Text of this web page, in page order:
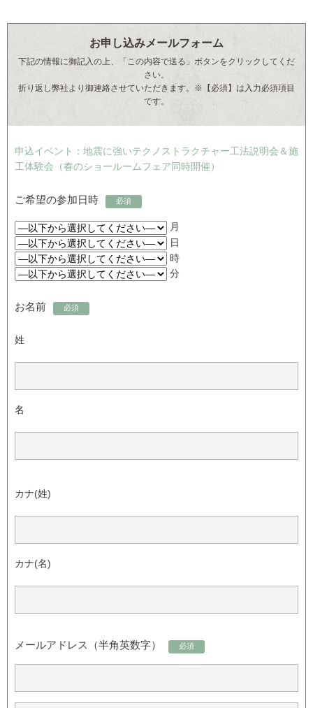
お申し込みメールフォーム
下記の情報に御記入の上、「この内容で送る」ボタンをクリックしてくだ
さい。
折り返し弊社より御連絡させていただきます。※【必須】は入力必須項目
です。
申込イベント：地震に強いテクノストラクチャー工法説明会＆施
工体験会（春のショールームフェア同時開催）
ご希望の参加日時 必須
月
日
時
分
お名前 必須
姓
名
カナ(姓)
カナ(名)
メールアドレス（半角英数字） 必須